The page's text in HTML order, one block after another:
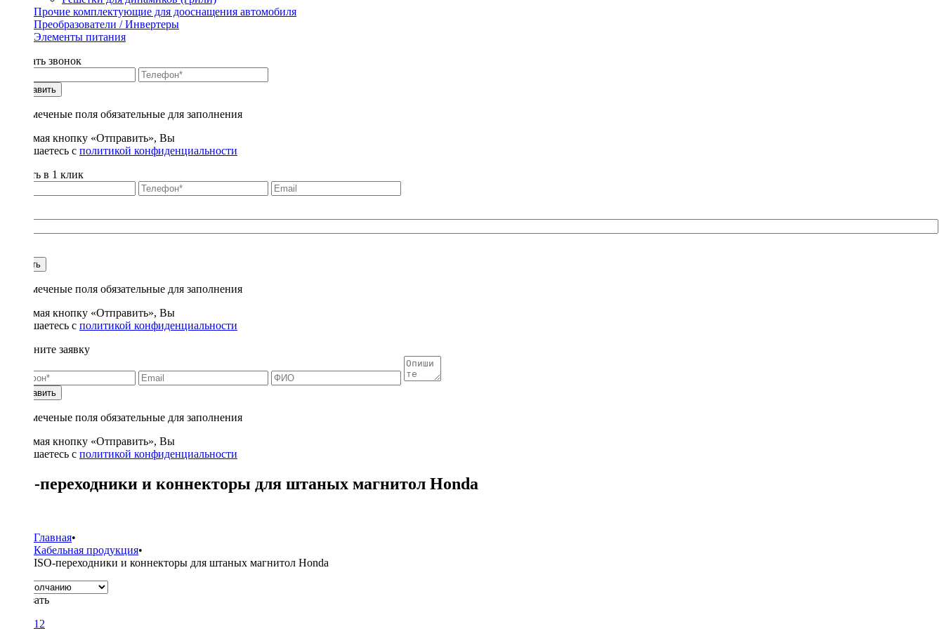
Прочие комплектующие для дооснащения автомобиля
Преобразователи / Инвертеры
Элементы питания
Заказать звонок
Отправить
* - отмеченые поля обязательные для заполнения
Нажимая кнопку «Отправить», Вы
соглашаетесь с политикой конфиденциальности
Купить в 1 клик
Купить
* - отмеченые поля обязательные для заполнения
Нажимая кнопку «Отправить», Вы
соглашаетесь с политикой конфиденциальности
Заполните заявку
Отправить
* - отмеченые поля обязательные для заполнения
Нажимая кнопку «Отправить», Вы
соглашаетесь с политикой конфиденциальности
ISO-переходники и коннекторы для штаных магнитол Honda
Главная•
Кабельная продукция•
ISO-переходники и коннекторы для штаных магнитол Honda
Показать
12